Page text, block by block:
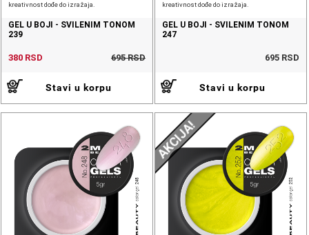
kreativnost dođe do izražaja.
GEL U BOJI - SVILENIM TONOM
239
380 RSD 695 RSD
Stavi u korpu
kreativnost dođe do izražaja.
GEL U BOJI - SVILENIM TONOM
247
695 RSD
Stavi u korpu
AKCIJA!